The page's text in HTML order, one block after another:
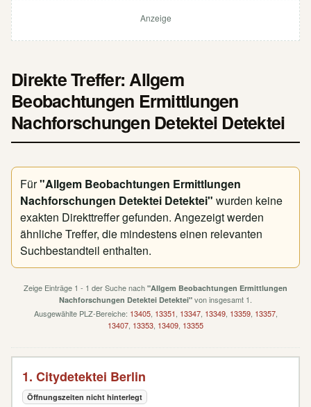
Anzeige
Direkte Treffer: Allgem
Beobachtungen Ermittlungen
Nachforschungen Detektei Detektei
Für"Allgem Beobachtungen Ermittlungen
Nachforschungen Detektei Detektei" wurden keine
exakten Direkttreffer gefunden. Angezeigt werden
ähnliche Treffer, die mindestens einen relevanten
Suchbestandteil enthalten.
Zeige Einträge 1 - 1 der Suche nach "Allgem Beobachtungen Ermittlungen
Nachforschungen Detektei Detektei" von insgesamt 1.
Ausgewählte PLZ-Bereiche: 13405, 13351 13347, 13349, 13359, 13357,
13407 13353 13409 13355
1. Citydetektei Berlin
Öffnungszeiten nicht hinterlegt